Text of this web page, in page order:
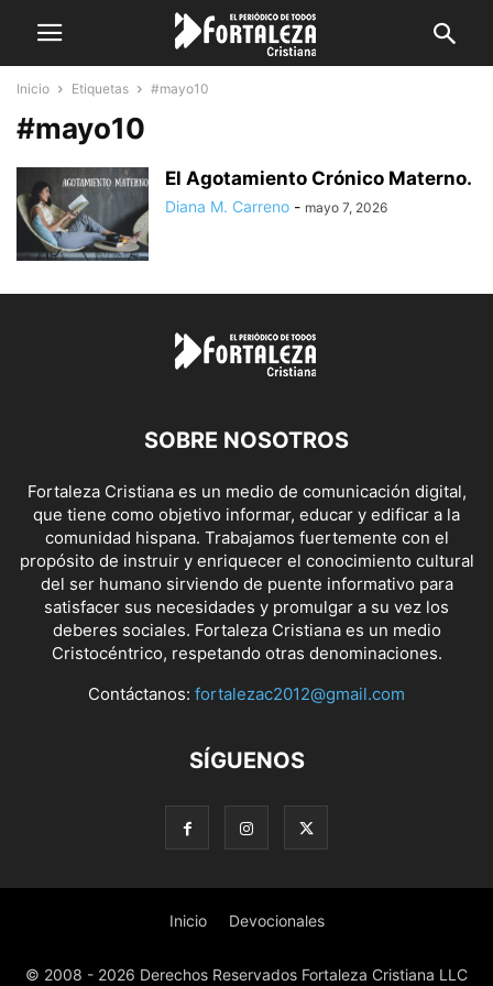
Inicio Etiquetas #mayo10
#mayo10
El Agotamiento Crónico Materno.
Diana M. Carreno - mayo 7, 2026
SOBRE NOSOTROS
Fortaleza Cristiana es un medio de comunicación digital,
que tiene como objetivo informar, educar y edificar a la
comunidad hispana. Trabajamos fuertemente con el
propósito de instruir y enriquecer el conocimiento cultural
del ser humano sirviendo de puente informativo para
satisfacer sus necesidades y promulgar a su vez los
deberes sociales. Fortaleza Cristiana es un medio
Cristocéntrico, respetando otras denominaciones.
Contáctanos: fortalezac2012@gmail.com
SÍGUENOS
Inicio Devocionales
© 2008 - 2026 Derechos Reservados Fortaleza Cristiana LLC